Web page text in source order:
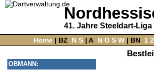
41. Jahre Steeldart-
Home‌ | BZ N S‌ | A‌ N O S W‌ | BN‌ 1 2
OBMANN: